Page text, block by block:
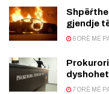
gjendje
6 ORË MË
7 ORË MË